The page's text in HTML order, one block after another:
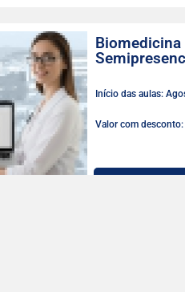
Biomedicina
Início das aulas:
Valor com